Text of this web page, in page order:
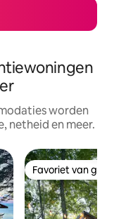
worden
netheid en meer.
Favoriet van
Favoriet van